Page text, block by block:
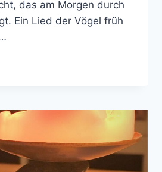
das am Morgen durch
Ein Lied der Vögel früh